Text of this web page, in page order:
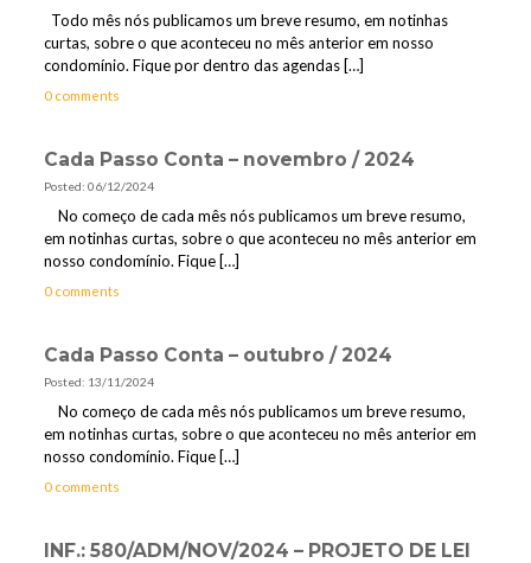
Todo mês nós publicamos um breve resumo, em notinhas
curtas, sobre o que aconteceu no mês anterior em nosso
condomínio. Fique por dentro das agendas[…]
0 comments
Cada Passo Conta – novembro / 2024
Posted: 06/12/2024
No começo de cada mês nós publicamos um breve resumo,
em notinhas curtas, sobre o que aconteceu no mês anterior em
nosso condomínio. Fique[…]
0 comments
Cada Passo Conta – outubro / 2024
Posted: 13/11/2024
No começo de cada mês nós publicamos um breve resumo,
em notinhas curtas, sobre o que aconteceu no mês anterior em
nosso condomínio. Fique[…]
0 comments
INF.: 580/ADM/NOV/2024 – PROJETO DE LEI